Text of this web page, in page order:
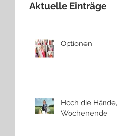
Aktuelle Einträge
Optionen
Hoch die Hände,
Wochenende